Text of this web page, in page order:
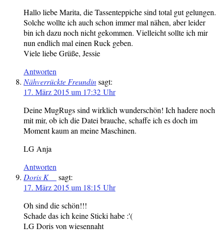
Hallo liebe Marita, die Tassenteppiche sind total gut gelungen.
Solche wollte ich auch schon immer mal nähen, aber leider
bin ich dazu noch nicht gekommen. Vielleicht sollte ich mir
nun endlich mal einen Ruck geben.
Viele liebe Grüße, Jessie
Antworten
Nähverrückte Freundinsagt:
17. März 2015 um 17:32 Uhr
Deine MugRugs sind wirklich wunderschön! Ich hadere noch
mit mir, ob ich die Datei brauche, schaffe ich es doch im
Moment kaum an meine Maschinen.
LG Anja
Antworten
Doris K__
sagt:
17. März 2015 um 18:15 Uhr
Oh sind die schön!!!
Schade das ich keine Sticki habe :'(
LG Doris von wiesennaht